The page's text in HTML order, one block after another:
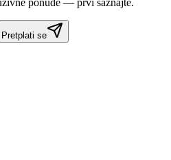
ponude — prvi saznajte.
Pretplati se